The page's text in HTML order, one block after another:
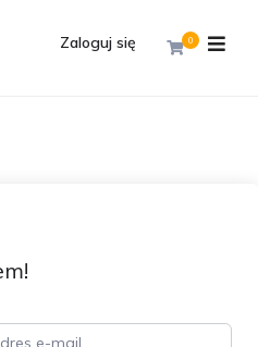
0
Zaloguj się